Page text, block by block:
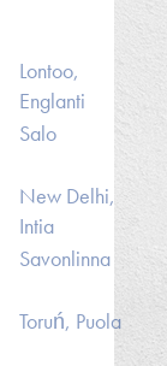
Lontoo,
Englanti
Salo
New Delhi,
Intia
Savonlinna
Toruń, Puola